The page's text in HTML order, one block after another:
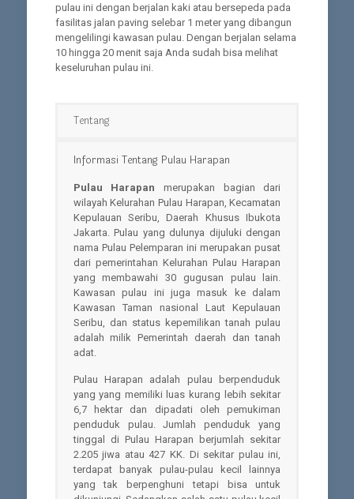
pulau ini dengan berjalan kaki atau bersepeda pada
fasilitas jalan paving selebar 1 meter yang dibangun
mengelilingi kawasan pulau. Dengan berjalan selama
10 hingga 20 menit saja Anda sudah bisa melihat
keseluruhan pulau ini.
Tentang
Informasi Tentang Pulau Harapan
Pulau Harapan merupakan bagian dari
wilayah Kelurahan Pulau Harapan, Kecamatan
Kepulauan Seribu, Daerah Khusus Ibukota
Jakarta. Pulau yang dulunya dijuluki dengan
nama Pulau Pelemparan ini merupakan pusat
dari pemerintahan Kelurahan Pulau Harapan
yang membawahi 30 gugusan pulau lain.
Kawasan pulau ini juga masuk ke dalam
Kawasan Taman nasional Laut Kepulauan
Seribu, dan status kepemilikan tanah pulau
adalah milik Pemerintah daerah dan tanah
adat.
Pulau Harapan adalah pulau berpenduduk
yang yang memiliki luas kurang lebih sekitar
6,7 hektar dan dipadati oleh pemukiman
penduduk pulau. Jumlah penduduk yang
tinggal di Pulau Harapan berjumlah sekitar
2.205 jiwa atau 427 KK. Di sekitar pulau ini,
terdapat banyak pulau-pulau kecil lainnya
yang tak berpenghuni tetapi bisa untuk